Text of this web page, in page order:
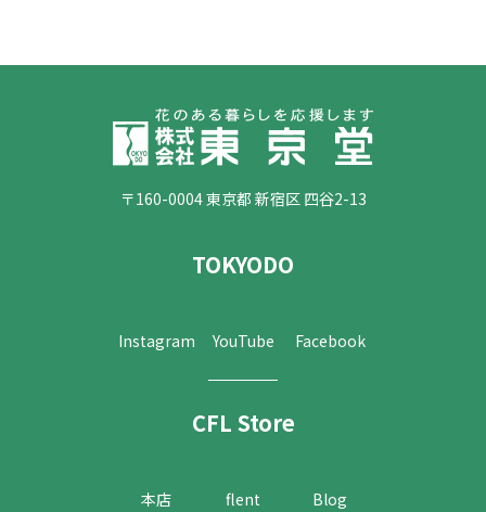
〒160-0004 東京都 新宿区 四谷2-13
TOKYODO
Instagram YouTube Facebook
CFL Store
本店 flent Blog